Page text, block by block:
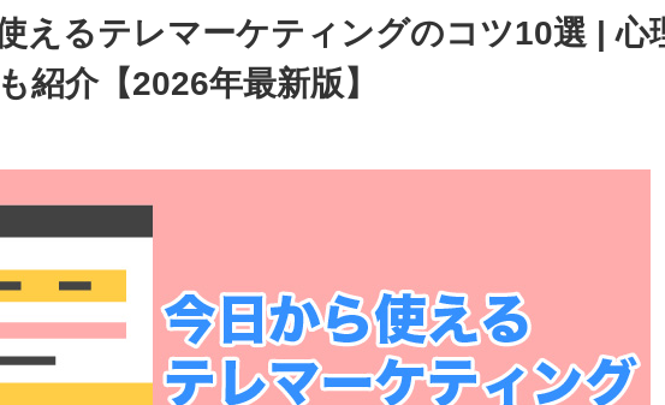
えるテレマーケティングのコツ10選 | 心
紹介【2026年最新版】